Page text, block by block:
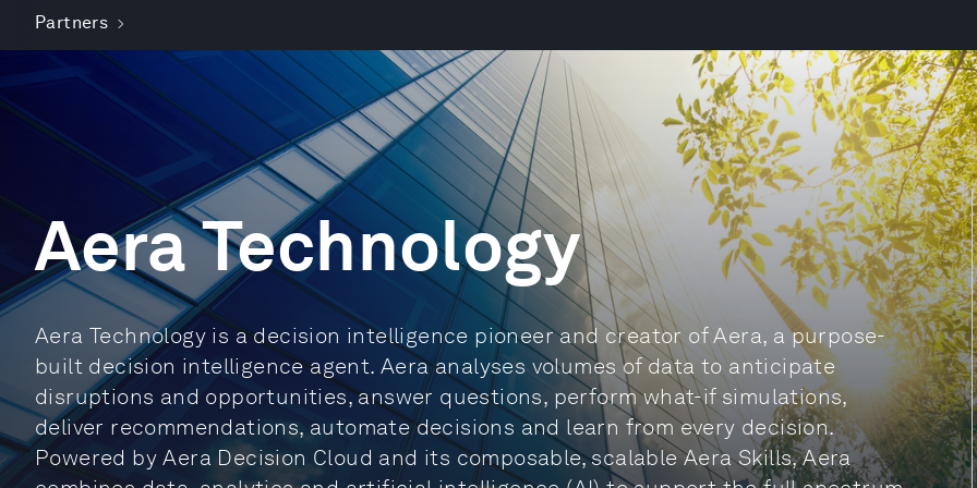
Partners
Aera Technology
Aera Technology is a decision intelligence pioneer and creator of Aera, a purpose-
built decision intelligence agent. Aera analyses volumes of data to anticipate
disruptions and opportunities, answer questions, perform what-if simulations,
deliver recommendations, automate decisions and learn from every decision.
Powered by Aera Decision Cloud and its composable, scalable Aera Skills, Aera